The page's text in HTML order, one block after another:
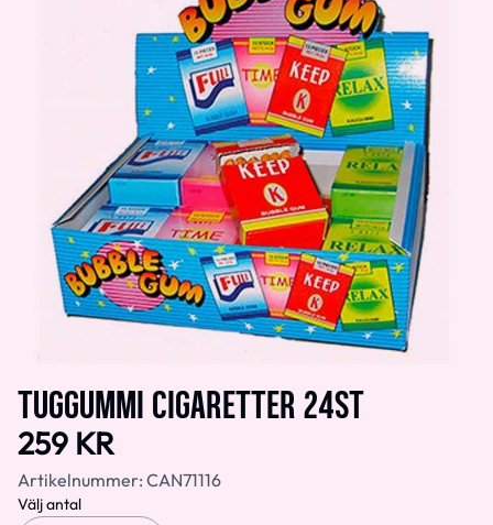
TUGGUMMI CIGARETTER 24ST
259 KR
Artikelnummer: CAN71116
Välj antal